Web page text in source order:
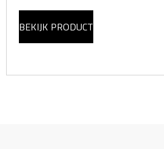
BEKIJK PRODUCT